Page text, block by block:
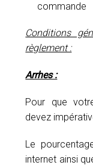
commande
Conditions
règlement :
Arrhes :
Pour que
devez
Le
internet ainsi